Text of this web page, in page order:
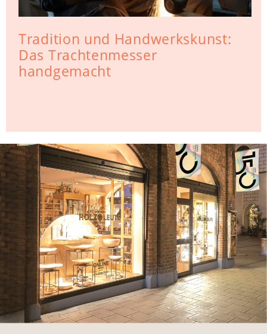
Tradition und Handwerkskunst:
Das Trachtenmesser
handgemacht